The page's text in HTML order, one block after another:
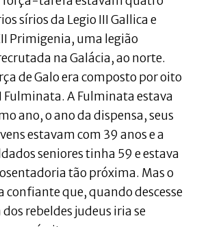
sírios da Legio III Gallica e
Primigenia, uma legião
na Galácia, ao norte.
de Galo era composto por oito
Fulminata. A Fulminata estava
ano, o ano da dispensa, seus
estavam com 39 anos e a
seniores tinha 59 e estava
tão próxima. Mas o
confiante que, quando descesse
rebeldes judeus iria se